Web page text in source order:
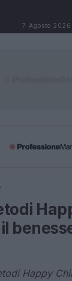
7 Agosto 2026
Happy